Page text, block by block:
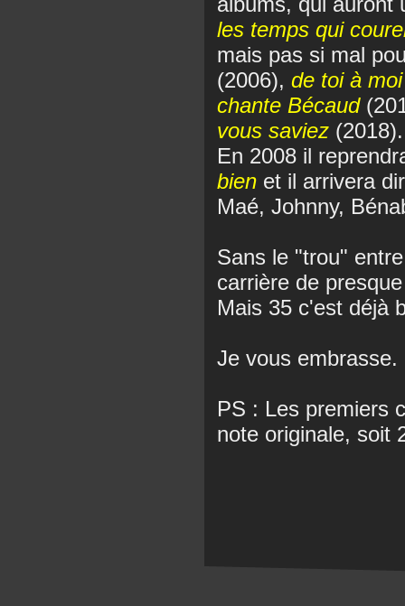
les temps qui
mais pas si mal
(2006), de toi à moi
chante Bécaud
vous saviez (2018).
En 2008 il
bien et il arrivera
Maé, Johnny,
Sans le "trou"
carrière de
Mais 35 c'est déjà
Je vous embrasse.
PS : Les premiers
note originale, soit